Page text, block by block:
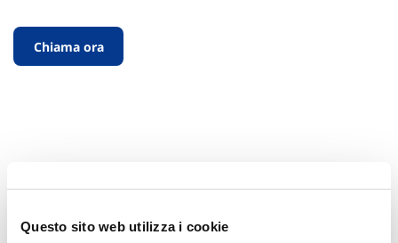
Questo sito web utilizza i cookie
Chiama ora